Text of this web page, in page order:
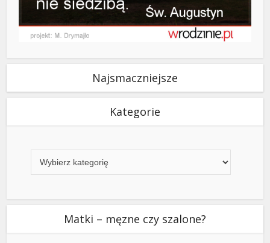
Najsmaczniejsze
Kategorie
Matki – męzne czy szalone?